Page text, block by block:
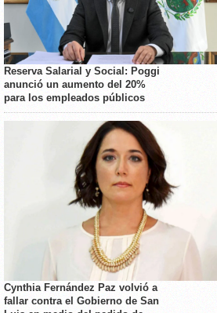
Reserva Salarial y Social: Poggi
anunció un aumento del 20%
para los empleados públicos
Cynthia Fernández Paz volvió a
fallar contra el Gobierno de San